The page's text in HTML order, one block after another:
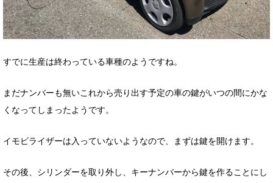
すでに生産は終わっている車種のようですね。
まだナンバーも無いこれから売り出す予定の車の鍵がいつの間にかな
くなってしまったようです。
イモビライザーは入っていないようなので、まずは鍵を開けます。
その後、シリンダーを取り外し、キーナンバーから鍵を作ることにし